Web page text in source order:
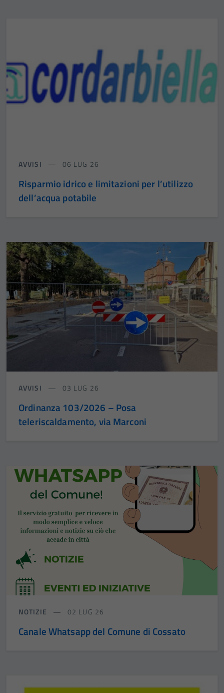
AVVISI 06 LUG 26
Risparmio idrico e limitazioni per l’utilizzo
dell’acqua potabile
AVVISI 03 LUG 26
Ordinanza 103/2026 – Posa
teleriscaldamento, via Marconi
NOTIZIE 02 LUG 26
Canale Whatsapp del Comune di Cossato